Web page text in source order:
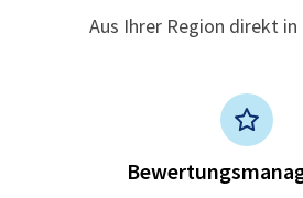
Aus Ihrer Region direkt